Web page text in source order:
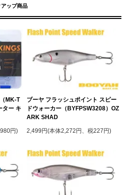
アップ商品
MK-T
ター キ
円)
ブーヤ フラッシュポイント スピー
ドウォーカー（BYFPSW3208）OZ
ARK SHAD
2,499円(本体2,272円、税227円)